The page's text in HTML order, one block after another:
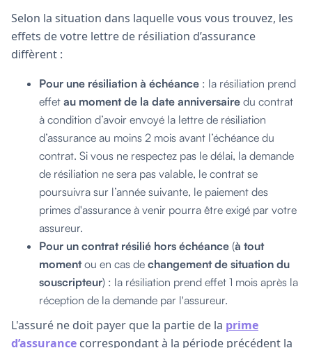
Selon la situation dans laquelle vous vous trouvez, les
effets de votre lettre de résiliation d’assurance
diffèrent :
Pour une résiliation à échéance : la résiliation prend
effet au moment de la date anniversaire du contrat
à condition d’avoir envoyé la lettre de résiliation
d’assurance au moins 2 mois avant l’échéance du
contrat. Si vous ne respectez pas le délai, la demande
de résiliation ne sera pas valable, le contrat se
poursuivra sur l’année suivante, le paiement des
primes d'assurance à venir pourra être exigé par votre
assureur.
Pour un contrat résilié hors échéance (à tout
momentou en cas de changement de situation du
souscripteur) : la résiliation prend effet 1 mois après la
réception de la demande par l'assureur.
L'assuré ne doit payer que la partie de la prime
d’assurance correspondant à la période précédent la